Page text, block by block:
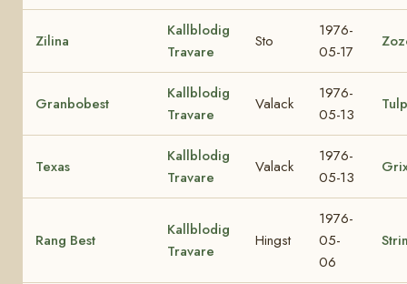
Zilina
Kallblodig
Travare
Sto
1976-
05-17
Granbobest
Kallblodig
Travare
Valack
1976-
05-13
Texas
Kallblodig
Travare
Valack
1976-
05-13
Rang Best
Kallblodig
Travare
Hingst
1976-
05-
06